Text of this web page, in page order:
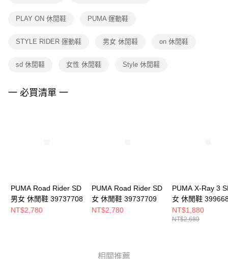
１．透過由恩沛科技股份有限公司提供之「AFTEE先享後付」服務完成之交
權轉讓予恩沛科技股份有限公司。
３．未成年的使用者請事先徵得法定代理人或監護人之同意方可使用
４．使用「AFTEE先享後付」時，將依據個別帳號之用戶狀況，依本公司即
PLAY ON 休閒鞋 PUMA 運動鞋
STYLE RIDER 運動鞋 男女 休閒鞋 on 休閒鞋
sd 休閒鞋 女性 休閒鞋 Style 休閒鞋
一 必買清單 一
PUMA Road Rider SD
男女 休閒鞋 39737708
NT$2,780
PUMA Road Rider SD
女 休閒鞋 39737709
NT$2,780
PUMA X-Ray 3
女 休閒鞋
NT$1,880
NT$2,680
相關推薦